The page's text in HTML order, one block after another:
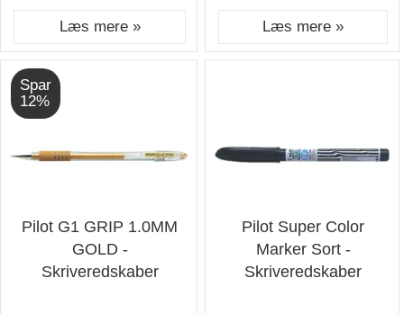
Læs mere » Læs mere »
Spar
12%
Pilot G1 GRIP 1.0MM
GOLD -
Skriveredskaber
Pilot Super Color
Marker Sort -
Skriveredskaber